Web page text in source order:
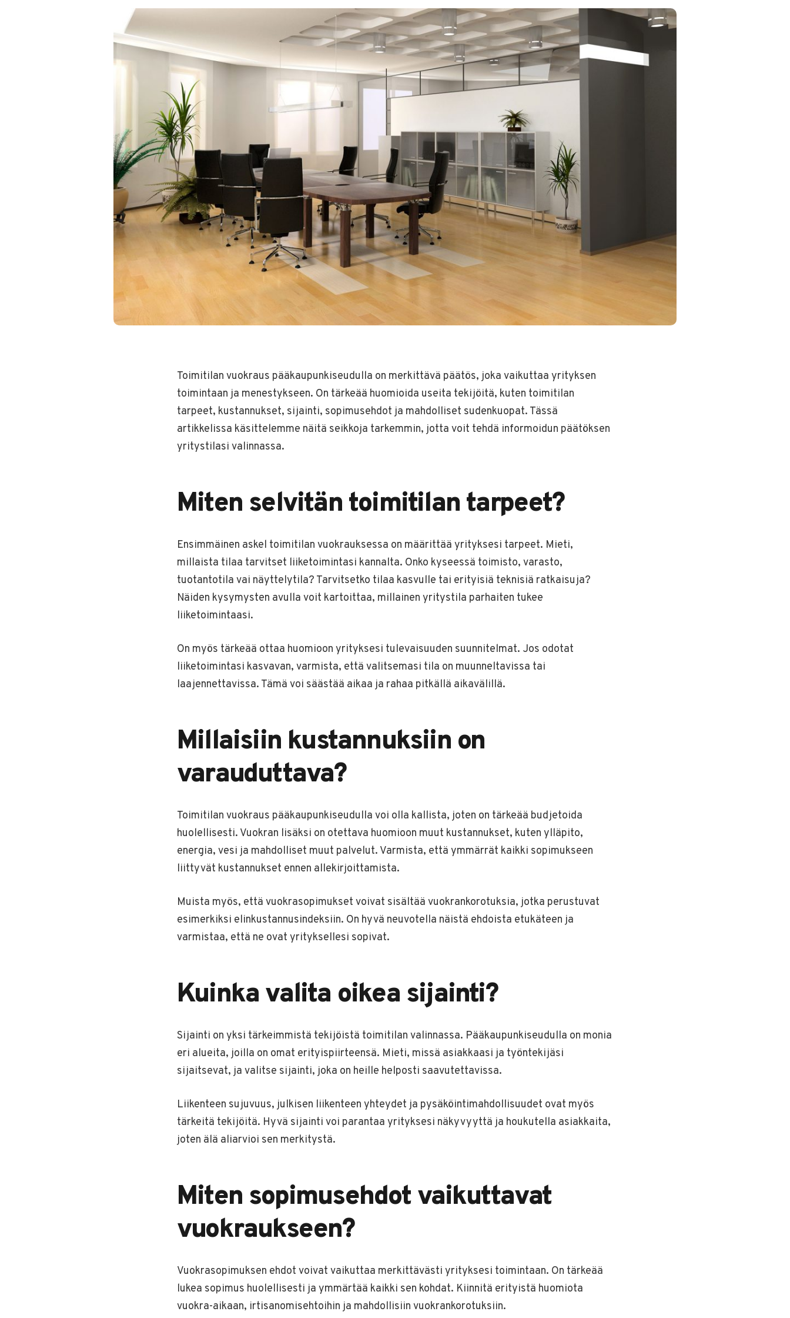
Toimitilan vuokraus pääkaupunkiseudulla on merkittävä päätös, joka vaikuttaa yrityksen
toimintaan ja menestykseen. On tärkeää huomioida useita tekijöitä, kuten toimitilan
tarpeet, kustannukset, sijainti, sopimusehdot ja mahdolliset sudenkuopat. Tässä
artikkelissa käsittelemme näitä seikkoja tarkemmin, jotta voit tehdä informoidun päätöksen
yritystilasi valinnassa.
Miten selvitän toimitilan tarpeet?
Ensimmäinen askel toimitilan vuokrauksessa on määrittää yrityksesi tarpeet. Mieti,
millaista tilaa tarvitset liiketoimintasi kannalta. Onko kyseessä toimisto, varasto,
tuotantotila vai näyttelytila? Tarvitsetko tilaa kasvulle tai erityisiä teknisiä ratkaisuja?
Näiden kysymysten avulla voit kartoittaa, millainen yritystila parhaiten tukee
liiketoimintaasi.
On myös tärkeää ottaa huomioon yrityksesi tulevaisuuden suunnitelmat. Jos odotat
liiketoimintasi kasvavan, varmista, että valitsemasi tila on muunneltavissa tai
laajennettavissa. Tämä voi säästää aikaa ja rahaa pitkällä aikavälillä.
Millaisiin kustannuksiin on
varauduttava?
Toimitilan vuokraus pääkaupunkiseudulla voi olla kallista, joten on tärkeää budjetoida
huolellisesti. Vuokran lisäksi on otettava huomioon muut kustannukset, kuten ylläpito,
energia, vesi ja mahdolliset muut palvelut. Varmista, että ymmärrät kaikki sopimukseen
liittyvät kustannukset ennen allekirjoittamista.
Muista myös, että vuokrasopimukset voivat sisältää vuokrankorotuksia, jotka perustuvat
esimerkiksi elinkustannusindeksiin. On hyvä neuvotella näistä ehdoista etukäteen ja
varmistaa, että ne ovat yrityksellesi sopivat.
Kuinka valita oikea sijainti?
Sijainti on yksi tärkeimmistä tekijöistä toimitilan valinnassa. Pääkaupunkiseudulla on monia
eri alueita, joilla on omat erityispiirteensä. Mieti, missä asiakkaasi ja työntekijäsi
sijaitsevat, ja valitse sijainti, joka on heille helposti saavutettavissa.
Liikenteen sujuvuus, julkisen liikenteen yhteydet ja pysäköintimahdollisuudet ovat myös
tärkeitä tekijöitä. Hyvä sijainti voi parantaa yrityksesi näkyvyyttä ja houkutella asiakkaita,
joten älä aliarvioi sen merkitystä.
Miten sopimusehdot vaikuttavat
vuokraukseen?
Vuokrasopimuksen ehdot voivat vaikuttaa merkittävästi yrityksesi toimintaan. On tärkeää
lukea sopimus huolellisesti ja ymmärtää kaikki sen kohdat. Kiinnitä erityistä huomiota
vuokra-aikaan, irtisanomisehtoihin ja mahdollisiin vuokrankorotuksiin.